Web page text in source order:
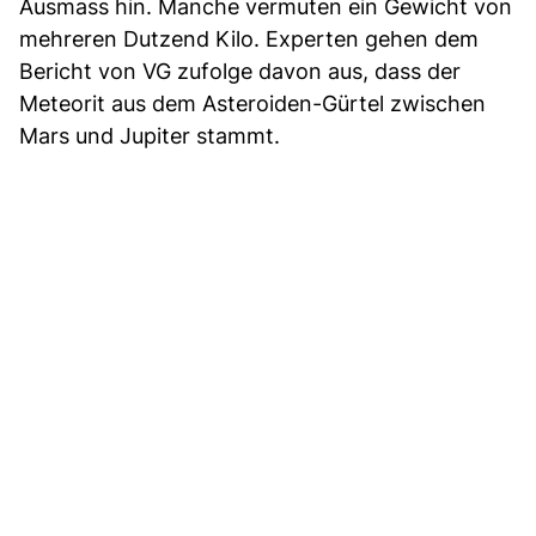
Ausmass hin. Manche vermuten ein Gewicht von
mehreren Dutzend Kilo. Experten gehen dem
Bericht von VG zufolge davon aus, dass der
Meteorit aus dem Asteroiden-Gürtel zwischen
Mars und Jupiter stammt.